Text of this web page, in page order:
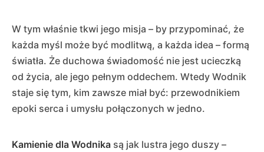
W tym właśnie tkwi jego misja – by przypominać, że
każda myśl może być modlitwą, a każda idea – formą
światła. Że duchowa świadomość nie jest ucieczką
od życia, ale jego pełnym oddechem. Wtedy Wodnik
staje się tym, kim zawsze miał być: przewodnikiem
epoki serca i umysłu połączonych w jedno.
Kamienie dla Wodnika są jak lustra jego duszy –